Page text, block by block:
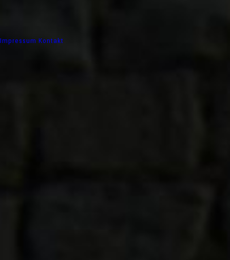
Impressum Kontakt